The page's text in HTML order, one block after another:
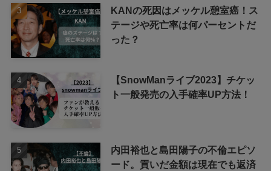
KANの死因はメッケル憩室癌！ス
テージや死亡率は何パーセントだ
った？
【SnowManライブ2023】チケッ
ト一般発売の入手確率UP方法！
内田裕也と島田陽子の不倫エピソ
ード。貢いだ金額は現在でも返済